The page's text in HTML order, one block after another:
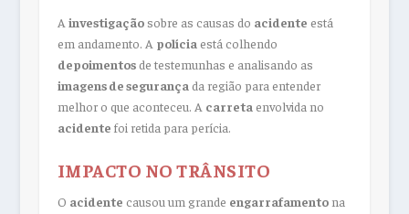
A investigaçãosobre as causas do acidente está
em andamento. A polícia está colhendo
depoimentosde testemunhas e analisando as
imagens de segurança da região para entender
melhor o que aconteceu. A carreta envolvida no
acidente foi retida para perícia.
IMPACTO NO TRÂNSITO
O acidente causou um grande engarrafamentona